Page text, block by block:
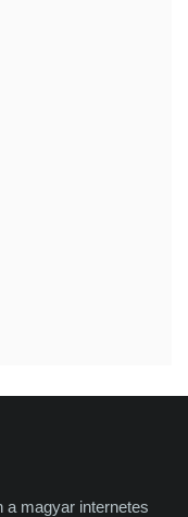
a magyar internetes